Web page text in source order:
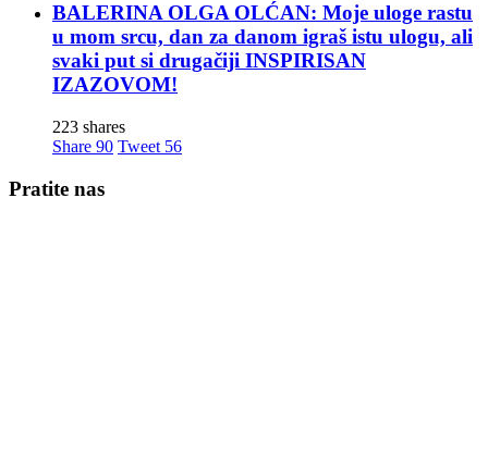
BALERINA OLGA OLĆAN: Moje uloge rastu
u mom srcu, dan za danom igraš istu ulogu, ali
svaki put si drugačiji INSPIRISAN
IZAZOVOM!
223 shares
Share 90 Tweet 56
Pratite nas